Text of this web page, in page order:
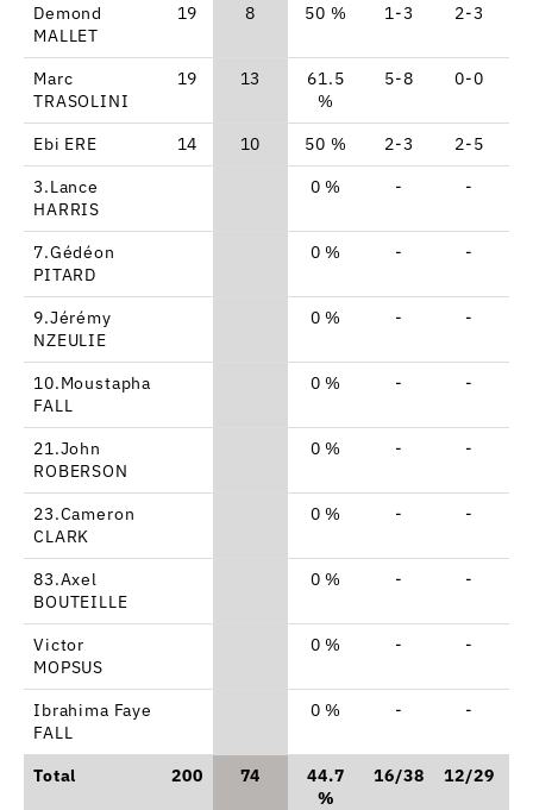
Demond
MALLET
19 8 50 % 1-3 2-3
Marc
TRASOLINI
19 13
61.5
%
5-8 0-0
Ebi ERE 14 10 50 % 2-3 2-5
3.Lance
HARRIS
0 % - -
7.Gédéon
PITARD
0 % - -
9.Jérémy
NZEULIE
0 % - -
10.Moustapha
FALL
0 % - -
21.John
ROBERSON
0 % - -
23.Cameron
CLARK
0 % - -
83.Axel
BOUTEILLE
0 % - -
Victor
MOPSUS
0 % - -
Ibrahima Faye
FALL
0 % - -
Total 200 74
44.7
%
16/38 12/29